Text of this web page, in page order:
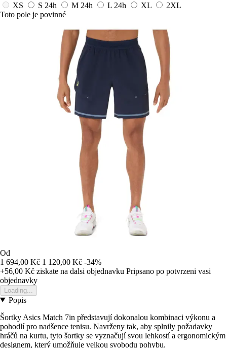
XS
S 24h M 24h L 24h XL
2XL
Toto pole je povinné
Od
1 694,00 Kč 1 120,00 Kč -34%
+56,00 Kč ziskate na dalsi objednavku Pripsano po potvrzeni vasi
objednavky
Loading...
Popis
Šortky Asics Match 7in představují dokonalou kombinaci výkonu a
pohodlí pro nadšence tenisu. Navrženy tak, aby splnily požadavky
hráčů na kurtu, tyto šortky se vyznačují svou lehkostí a ergonomickým
designem, který umožňuje velkou svobodu pohybu.